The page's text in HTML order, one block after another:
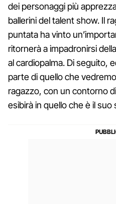
dei personaggi più
ballerini del talent show. Il
puntata ha vinto
ritornerà a impadronirsi
al cardiopalma. Di seguito,
parte di quello che
ragazzo, con un contorno
esibirà in quello che è il